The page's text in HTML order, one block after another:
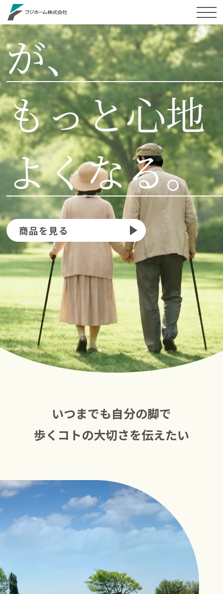
が、
もっと心地
よくなる。
商品を見る
いつまでも自分の脚で
歩くコトの大切さを伝えたい